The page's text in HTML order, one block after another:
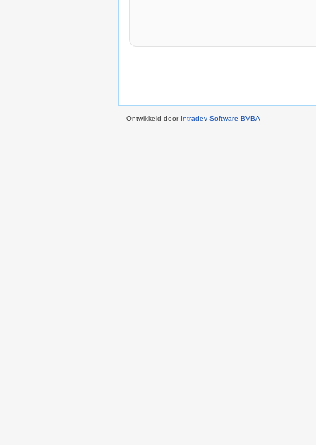
Ontwikkeld door Intradev Software BVBA